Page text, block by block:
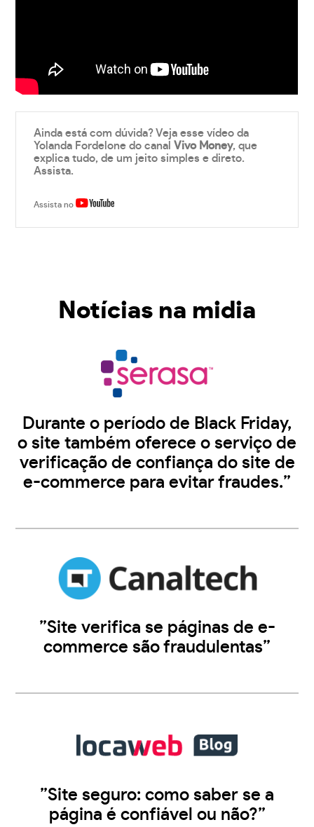
Ainda está com dúvida? Veja esse vídeo da
Yolanda Fordelone do canalVivo Money, que
explica tudo, de um jeito simples e direto.
Assista.
Assista no
Notícias na midia
Durante o período de Black Friday,
o site também oferece o serviço de
verificação de confiança do site de
e-commerce para evitar fraudes.”
”Site verifica se páginas de e-
commerce são fraudulentas”
”Site seguro: como saber se a
página é confiável ou não?”